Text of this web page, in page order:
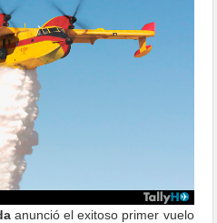
anunció el exitoso primer vuelo